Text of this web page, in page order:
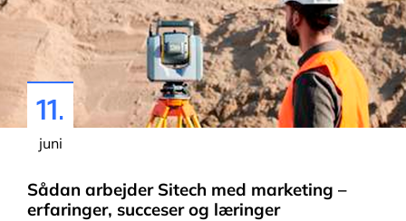
11.
juni
Sådan arbejder Sitech med marketing –
erfaringer, succeser og læringer